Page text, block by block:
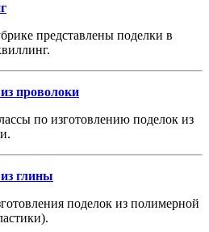
представлены поделки в
проволоки
по изготовлению поделок из
глины
поделок из полимерной